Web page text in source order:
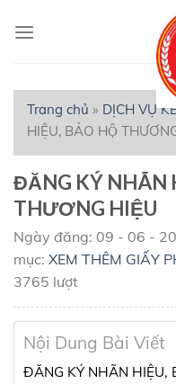
Trang chủ » DỊCH VỤ
HIỆU, BẢO HỘ
ĐĂNG KÝ NHÃN
THƯƠNG HIỆU
Ngày đăng: 09 - 06 -
mục: XEM THÊM GIẤY
3765 lượt
Nội Dung Bài Viết
ĐĂNG KÝ NHÃN HIỆU,